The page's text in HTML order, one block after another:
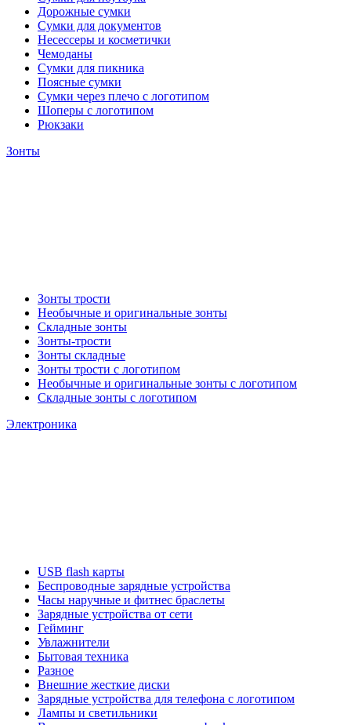
Дорожные сумки
Сумки для документов
Несессеры и косметички
Чемоданы
Сумки для пикника
Поясные сумки
Сумки через плечо с логотипом
Шоперы с логотипом
Рюкзаки
Зонты
Зонты трости
Необычные и оригинальные зонты
Складные зонты
Зонты-трости
Зонты складные
Зонты трости с логотипом
Необычные и оригинальные зонты с логотипом
Складные зонты с логотипом
Электроника
USB flash карты
Беспроводные зарядные устройства
Часы наручные и фитнес браслеты
Зарядные устройства от сети
Гейминг
Увлажнители
Бытовая техника
Разное
Внешние жесткие диски
Зарядные устройства для телефона с логотипом
Лампы и светильники